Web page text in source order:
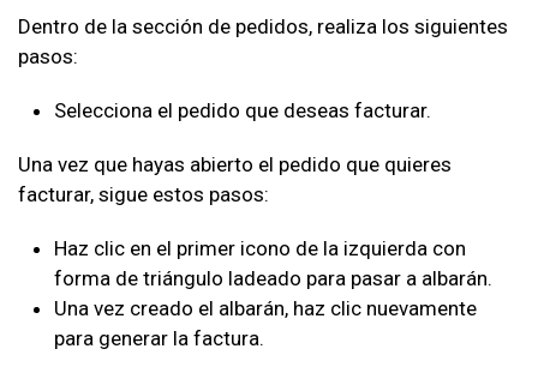
Dentro de la sección de pedidos, realiza los siguientes
pasos:
Selecciona el pedido que deseas facturar.
Una vez que hayas abierto el pedido que quieres
facturar, sigue estos pasos:
Haz clic en el primer icono de la izquierda con
forma de triángulo ladeado para pasar a albarán.
Una vez creado el albarán, haz clic nuevamente
para generar la factura.